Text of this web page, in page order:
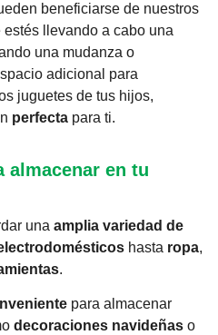
beneficiarse de nuestros
llevando a cabo una
una mudanza o
adicional para
juguetes de tus hijos,
perfecta para ti.
almacenar en tu
una amplia variedad de
hasta ropa,
.
para almacenar
decoraciones navideñas o